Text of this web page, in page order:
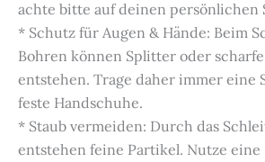
achte bitte auf deinen persönlichen
* Schutz für Augen & Hände: Beim
Bohren können Splitter oder
entstehen. Trage daher immer eine
feste Handschuhe.
* Staub vermeiden: Durch das
entstehen feine Partikel. Nutze eine